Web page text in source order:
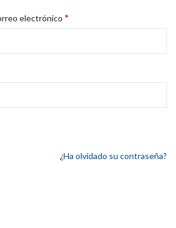
electrónico *
¿Ha olvidado su contraseña?